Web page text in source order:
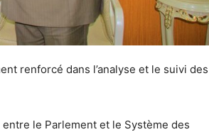
renforcé dans l’analyse et le suivi des
le Parlement et le Système des